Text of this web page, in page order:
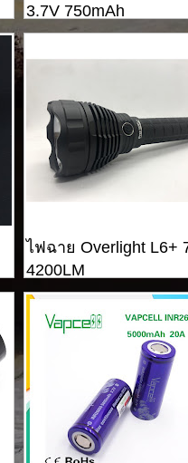
3.7V 750mAh
Rechargeable Li-ion
Battery
ไฟฉาย Overlight L6+
4200LM